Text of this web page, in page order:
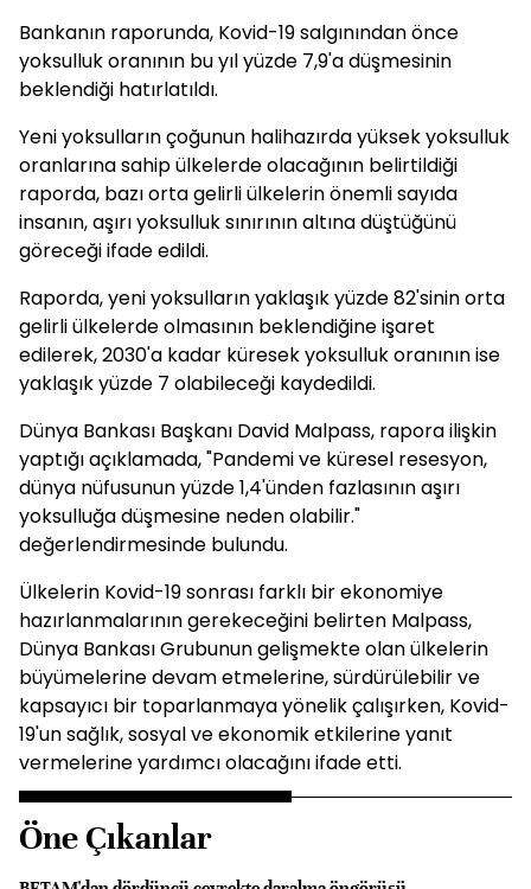
Bankanın raporunda, Kovid-19 salgınından önce
yoksulluk oranının bu yıl yüzde 7,9'a düşmesinin
beklendiği hatırlatıldı.
Yeni yoksulların çoğunun halihazırda yüksek yoksulluk
oranlarına sahip ülkelerde olacağının belirtildiği
raporda, bazı orta gelirli ülkelerin önemli sayıda
insanın, aşırı yoksulluk sınırının altına düştüğünü
göreceği ifade edildi.
Raporda, yeni yoksulların yaklaşık yüzde 82'sinin orta
gelirli ülkelerde olmasının beklendiğine işaret
edilerek, 2030'a kadar küresek yoksulluk oranının ise
yaklaşık yüzde 7 olabileceği kaydedildi.
Dünya Bankası Başkanı David Malpass, rapora ilişkin
yaptığı açıklamada, "Pandemi ve küresel resesyon,
dünya nüfusunun yüzde 1,4'ünden fazlasının aşırı
yoksulluğa düşmesine neden olabilir."
değerlendirmesinde bulundu.
Ülkelerin Kovid-19 sonrası farklı bir ekonomiye
hazırlanmalarının gerekeceğini belirten Malpass,
Dünya Bankası Grubunun gelişmekte olan ülkelerin
büyümelerine devam etmelerine, sürdürülebilir ve
kapsayıcı bir toparlanmaya yönelik çalışırken, Kovid-
19'un sağlık, sosyal ve ekonomik etkilerine yanıt
vermelerine yardımcı olacağını ifade etti.
Öne Çıkanlar